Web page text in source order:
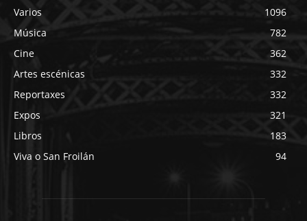
Varios
1096
Música
782
Cine
362
Artes escénicas
332
Reportaxes
332
Expos
321
Libros
183
Viva o San Froilán
94